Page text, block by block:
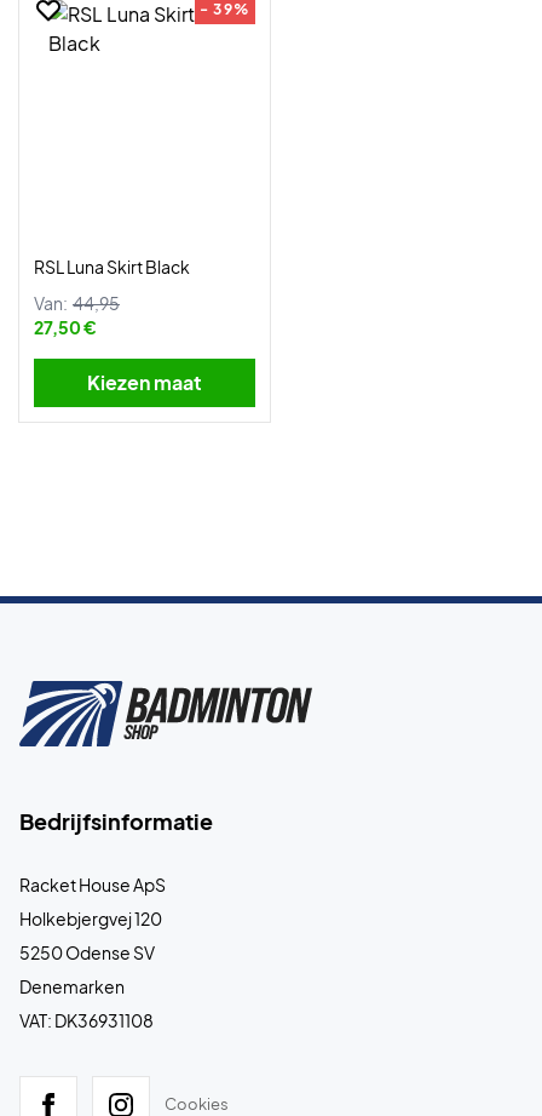
- 39%
RSL Luna Skirt Black
Van: 44,95
27,50 €
Kiezen maat
Bedrijfsinformatie
Racket House ApS
Holkebjergvej 120
5250 Odense SV
Denemarken
VAT: DK36931108
Cookies